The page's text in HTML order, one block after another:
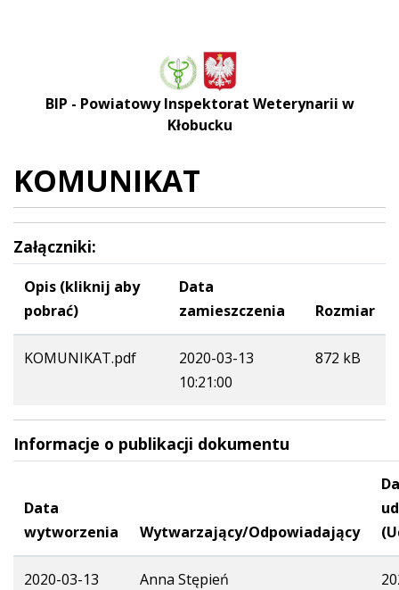
BIP - Powiatowy Inspektorat Weterynarii w
Kłobucku
KOMUNIKAT
Załączniki:
Opis (kliknij aby
pobrać)
Data
zamieszczenia
Rozmiar
KOMUNIKAT.pdf
2020-03-13
10:21:00
872 kB
Informacje o publikacji dokumentu
Data
wytworzenia
Wytwarzający/Odpowiadający
2020-03-13 Anna Stępień